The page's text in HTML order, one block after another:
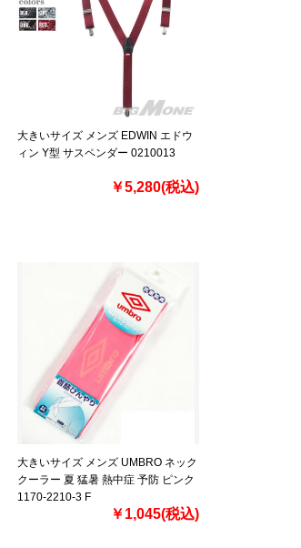
大きいサイズ メンズ EDWIN エドウ
ィン Y型 サスペンダー 0210013
￥5,280(税込)
大きいサイズ メンズ UMBRO ネック
クーラー 夏 猛暑 熱中症 予防 ピンク
1170-2210-3 F
￥1,045(税込)